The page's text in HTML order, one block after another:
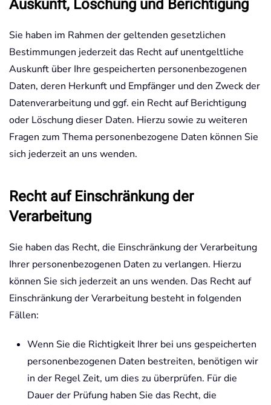
Auskunft, Löschung und Berichtigung
Sie haben im Rahmen der geltenden gesetzlichen
Bestimmungen jederzeit das Recht auf unentgeltliche
Auskunft über Ihre gespeicherten personenbezogenen
Daten, deren Herkunft und Empfänger und den Zweck der
Datenverarbeitung und ggf. ein Recht auf Berichtigung
oder Löschung dieser Daten. Hierzu sowie zu weiteren
Fragen zum Thema personenbezogene Daten können Sie
sich jederzeit an uns wenden.
Recht auf Einschränkung der
Verarbeitung
Sie haben das Recht, die Einschränkung der Verarbeitung
Ihrer personenbezogenen Daten zu verlangen. Hierzu
können Sie sich jederzeit an uns wenden. Das Recht auf
Einschränkung der Verarbeitung besteht in folgenden
Fällen:
Wenn Sie die Richtigkeit Ihrer bei uns gespeicherten
personenbezogenen Daten bestreiten, benötigen wir
in der Regel Zeit, um dies zu überprüfen. Für die
Dauer der Prüfung haben Sie das Recht, die